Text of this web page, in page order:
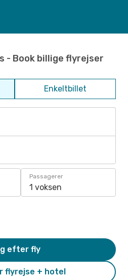
- Book billige flyrejser
Enkeltbillet
Passagerer
1 voksen
flyrejse + hotel
efter fly